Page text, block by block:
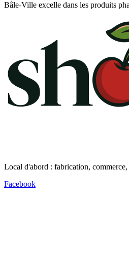
Bâle-Ville excelle dans les produits
Local d'abord : fabrication,
Facebook